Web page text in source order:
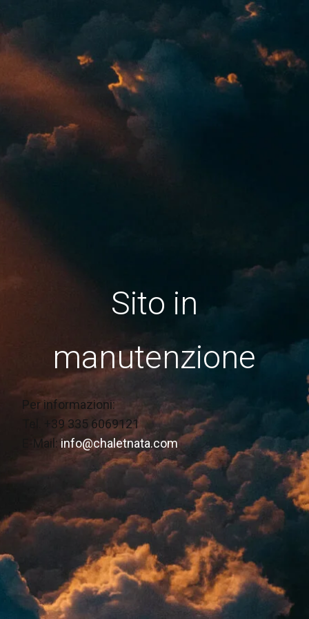
Sito in
manutenzione
Per informazioni:
Tel. +39 335 6069121
E-Mail: info@chaletnata.com